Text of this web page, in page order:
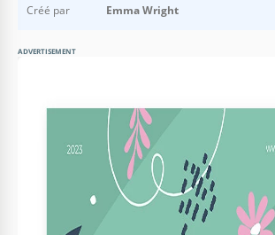
Créé par
Emma Wright
ADVERTISEMENT